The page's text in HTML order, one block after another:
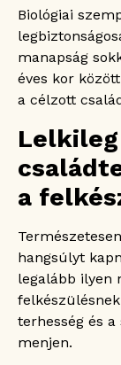
Biológiai
manapság
éves kor
a célzott
a
hangsúlyt
legalább ilyen
terhesség és
menjen.